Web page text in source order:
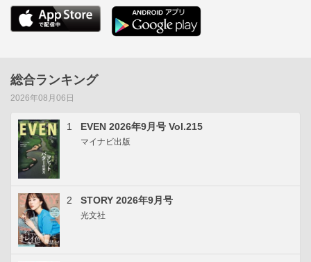
総合ランキング
2026年08月06日
1 EVEN 2026年9月号 Vol.215
マイナビ出版
2 STORY 2026年9月号
光文社